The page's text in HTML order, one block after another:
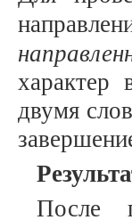
характер
двумя
После